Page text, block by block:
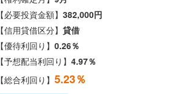
【必要投資金額】382,000円
【信用貸借区分】貸借
【優待利回り】0.26％
【予想配当利回り】4.97％
【総合利回り】5.23％